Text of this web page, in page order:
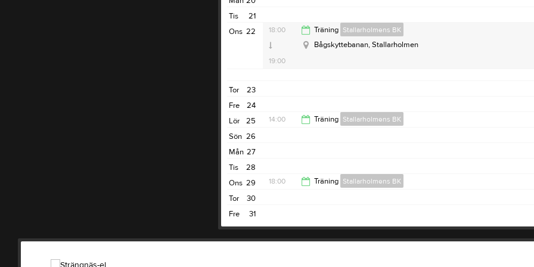
21
Tis
22
Ons 18:00 Träning Stallarholmens BK
19:00
Bågskyttebanan, Stallarholmen
23
Tor
24
Fre
25
Lör 14:00 Träning Stallarholmens BK
26
Sön
27
Mån
28
Tis
29
Ons 18:00 Träning Stallarholmens BK
30
Tor
31
Fre